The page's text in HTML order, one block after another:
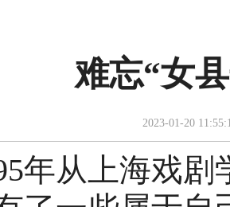
难忘“女
2023-01-20
从上海戏剧